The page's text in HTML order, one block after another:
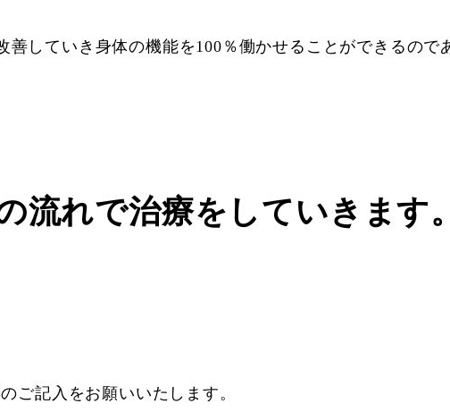
善していき身体の機能を100％働かせることができるので
流れで治療をしていきます。
ご記入をお願いいたします。